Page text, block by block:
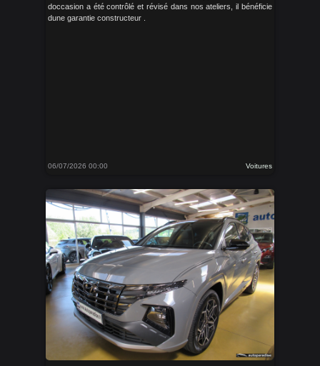
doccasion a été contrôlé et révisé dans nos ateliers, il bénéficie
dune garantie constructeur .
06/07/2026 00:00 Voitures